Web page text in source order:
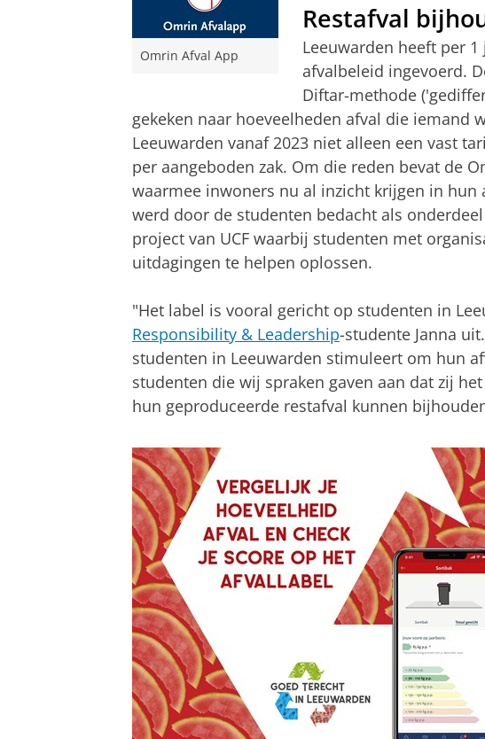
Omrin Afval App
Restafval
Leeuwarden heeft per
afvalbeleid ingevoerd.
Diftar-methode
gekeken naar hoeveelheden afval die iemand
Leeuwarden vanaf 2023 niet alleen een vast
per aangeboden zak. Om die reden bevat de
waarmee inwoners nu al inzicht krijgen in hun
werd door de studenten bedacht als
project van UCF waarbij studenten met
uitdagingen te helpen oplossen.
"Het label is vooral gericht op studenten in
Responsibility & Leadership-studente Janna
studenten in Leeuwarden stimuleert om hun
studenten die wij spraken gaven aan dat zij
hun geproduceerde restafval kunnen